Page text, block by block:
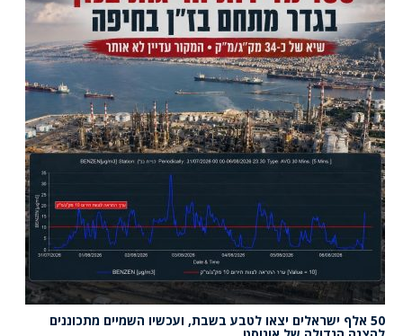
50 אלף ישראלים יצאו לטבע בשבת, ועכשיו השמיים מתכוננים